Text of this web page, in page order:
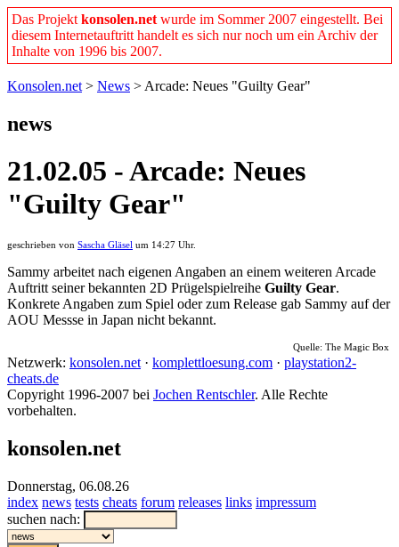
Das Projekt konsolen.net wurde im Sommer 2007 eingestellt. Bei
diesem Internetauftritt handelt es sich nur noch um ein Archiv der
Inhalte von 1996 bis 2007.
Konsolen.net > News > Arcade: Neues "Guilty Gear"
news
21.02.05 - Arcade: Neues
"Guilty Gear"
geschrieben von Sascha Gläsel um 14:27 Uhr.
Sammy arbeitet nach eigenen Angaben an einem weiteren Arcade
Auftritt seiner bekannten 2D Prügelspielreihe Guilty Gear.
Konkrete Angaben zum Spiel oder zum Release gab Sammy auf der
AOU Messse in Japan nicht bekannt.
Quelle: The Magic Box
Netzwerk: konsolen.net · komplettloesung.com · playstation2-
cheats.de
Copyright 1996-2007 bei Jochen Rentschler. Alle Rechte
vorbehalten.
konsolen.net
Donnerstag, 06.08.26
index news tests cheats forum releases links impressum
suchen nach: